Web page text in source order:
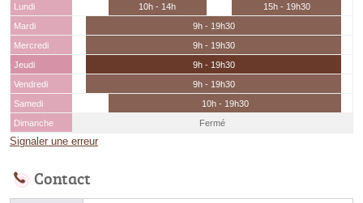
Lundi 10h - 14h
15h - 19h30
Mardi
9h - 19h30
Mercredi
9h - 19h30
Jeudi
9h - 19h30
Vendredi
9h - 19h30
Samedi
10h - 19h30
Dimanche
Fermé
Signaler une erreur
Contact